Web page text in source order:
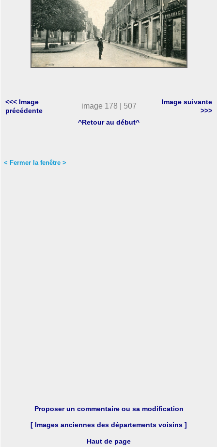
<<< Image
précédente
image 178 | 507
Image suivante
>>>
^Retour au début^
< Fermer la fenêtre >
Proposer un commentaire ou sa modification
[ Images anciennes des départements voisins ]
Haut de page